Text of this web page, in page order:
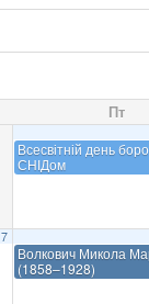
Пт
Всесвітній день
СНІДом
7
Волкович Микола
(1858–1928)